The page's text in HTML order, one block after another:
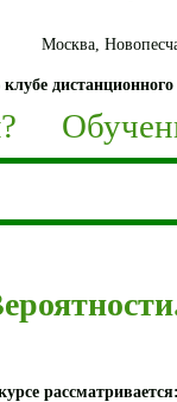
Москва,
дистанционного